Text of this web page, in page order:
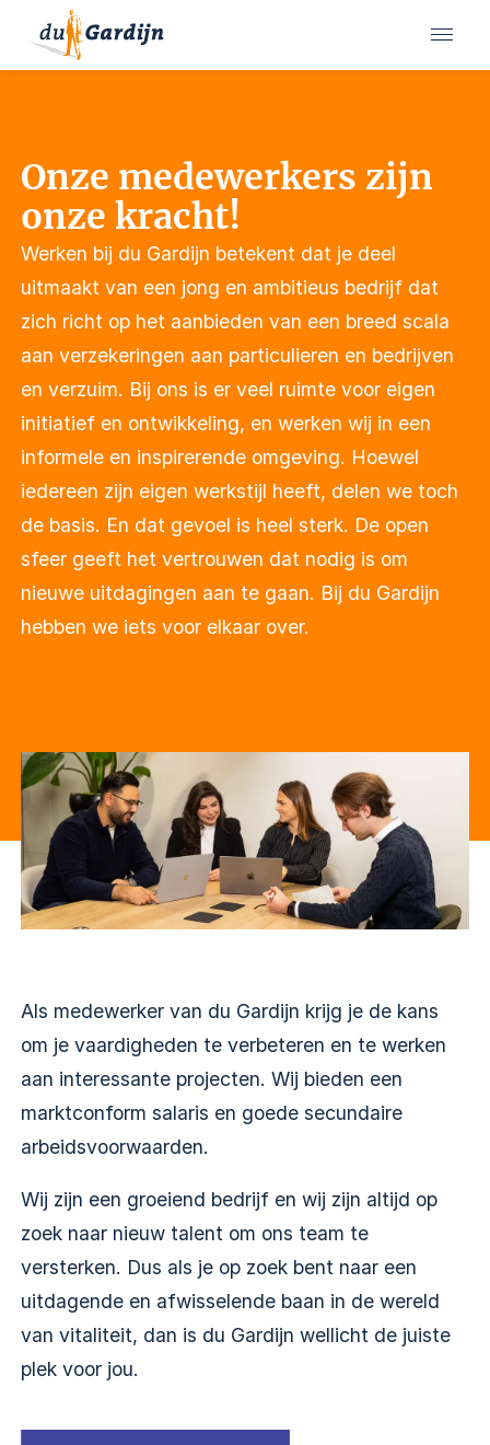
Onze medewerkers zijn
onze kracht!
Werken bij du Gardijn betekent dat je deel
uitmaakt van een jong en ambitieus bedrijf dat
zich richt op het aanbieden van een breed scala
aan verzekeringen aan particulieren en bedrijven
en verzuim. Bij ons is er veel ruimte voor eigen
initiatief en ontwikkeling, en werken wij in een
informele en inspirerende omgeving. Hoewel
iedereen zijn eigen werkstijl heeft, delen we toch
de basis. En dat gevoel is heel sterk. De open
sfeer geeft het vertrouwen dat nodig is om
nieuwe uitdagingen aan te gaan. Bij du Gardijn
hebben we iets voor elkaar over.
Als medewerker van du Gardijn krijg je de kans
om je vaardigheden te verbeteren en te werken
aan interessante projecten. Wij bieden een
marktconform salaris en goede secundaire
arbeidsvoorwaarden.
Wij zijn een groeiend bedrijf en wij zijn altijd op
zoek naar nieuw talent om ons team te
versterken. Dus als je op zoek bent naar een
uitdagende en afwisselende baan in de wereld
van vitaliteit, dan is du Gardijn wellicht de juiste
plek voor jou.